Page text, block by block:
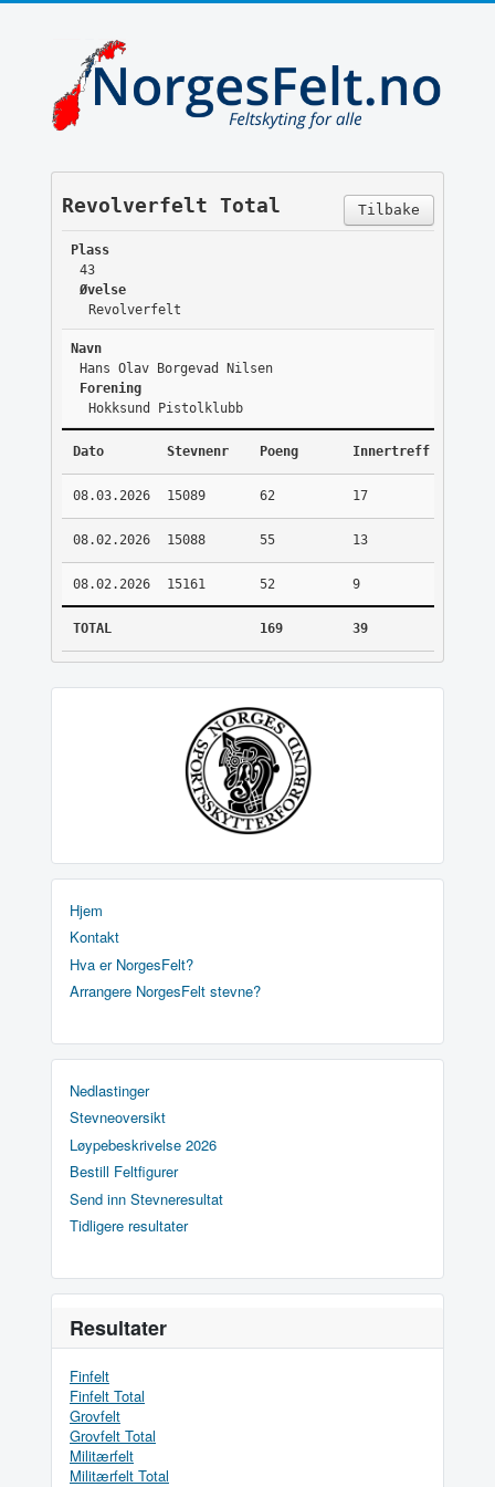
Tilbake
Revolverfelt Total
Plass
43
Øvelse
Revolverfelt
Navn
Hans Olav Borgevad Nilsen
Forening
Hokksund Pistolklubb
Dato Stevnenr Poeng Innertreff
08.03.2026 15089 62 17
08.02.2026 15088 55 13
08.02.2026 15161 52 9
TOTAL 169 39
Hjem
Kontakt
Hva er NorgesFelt?
Arrangere NorgesFelt stevne?
Nedlastinger
Stevneoversikt
Løypebeskrivelse 2026
Bestill Feltfigurer
Send inn Stevneresultat
Tidligere resultater
Resultater
Finfelt
Finfelt Total
Grovfelt
Grovfelt Total
Militærfelt
Militærfelt Total